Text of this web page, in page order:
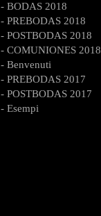
- BODAS 2018
- PREBODAS 2018
- POSTBODAS 2018
- COMUNIONES 2018
- Benvenuti
- PREBODAS 2017
- POSTBODAS 2017
- Esempi